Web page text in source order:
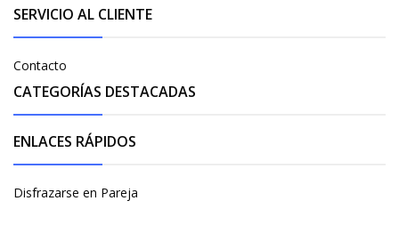
SERVICIO AL CLIENTE
Contacto
CATEGORÍAS DESTACADAS
ENLACES RÁPIDOS
Disfrazarse en Pareja